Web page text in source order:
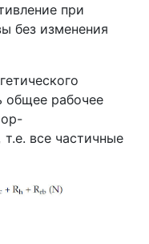
при
без изменения
общее рабочее
все частичные